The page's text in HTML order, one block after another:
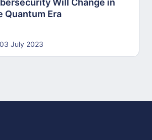
Will Change in
Quantum Era
03 July 2023